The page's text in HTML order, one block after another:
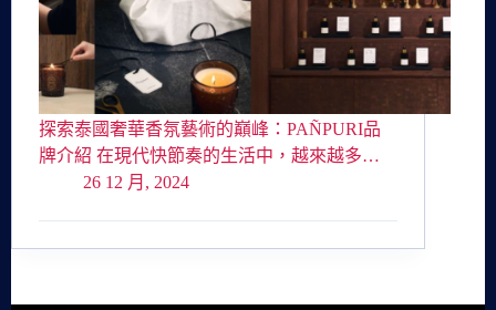
探索泰國奢華香氛藝術的巔峰：PAÑPURI品
牌介紹 在現代快節奏的生活中，越來越多…
26 12 月, 2024